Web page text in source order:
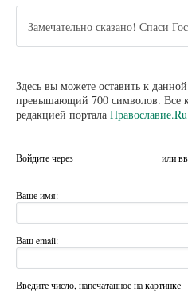
Замечательно сказано! Спаси
Здесь вы можете оставить к
превышающий 700 символов. Все
редакцией портала Православие.Ru
Войдите через или
Ваше имя:
Ваш email:
Введите число, напечатанное на картинке